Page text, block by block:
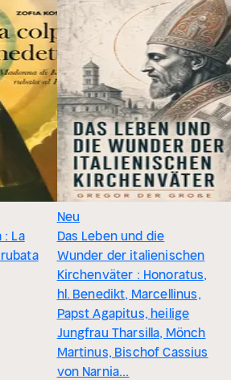
: La
Neu
Das Leben und die
Wunder der italienischen
Kirchenväter : Honoratus,
hl. Benedikt, Marcellinus,
Papst Agapitus, heilige
Jungfrau Tharsilla, Mönch
Martinus, Bischof Cassius
von Narnia...